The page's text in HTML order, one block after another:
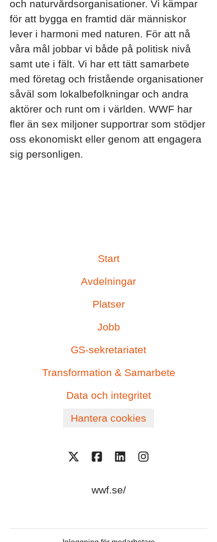
och naturvårdsorganisationer. Vi kämpar
för att bygga en framtid där människor
lever i harmoni med naturen. För att nå
våra mål jobbar vi både på politisk nivå
samt ute i fält. Vi har ett tätt samarbete
med företag och fristående organisationer
såväl som lokalbefolkningar och andra
aktörer och runt om i världen. WWF har
fler än sex miljoner supportrar som stödjer
oss ekonomiskt eller genom att engagera
sig personligen.
Start
Avdelningar
Platser
Jobb
GS-sekretariatet
Transformation & Samarbete
Data och integritet
Hantera cookies
wwf.se/